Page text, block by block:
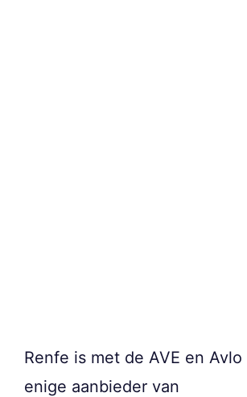
Renfe is met de AVE en
enige aanbieder van